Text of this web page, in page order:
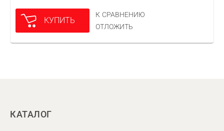
КУПИТЬ
К СРАВНЕНИЮ
ОТЛОЖИТЬ
КАТАЛОГ